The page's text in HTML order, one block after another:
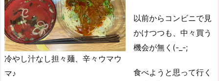
冷やし汁なし担々麺、辛々ウマウ
マ♪
以前からコンビニで見
かけつつも、中々買う
機会が無く(-_-;
食べようと思って行く